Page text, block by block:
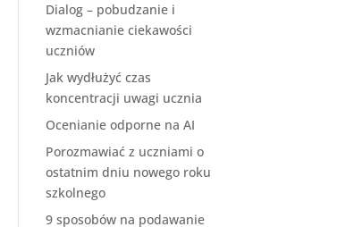
Dialog – pobudzanie i
wzmacnianie ciekawości
uczniów
Jak wydłużyć czas
koncentracji uwagi ucznia
Ocenianie odporne na AI
Porozmawiać z uczniami o
ostatnim dniu nowego roku
szkolnego
9 sposobów na podawanie